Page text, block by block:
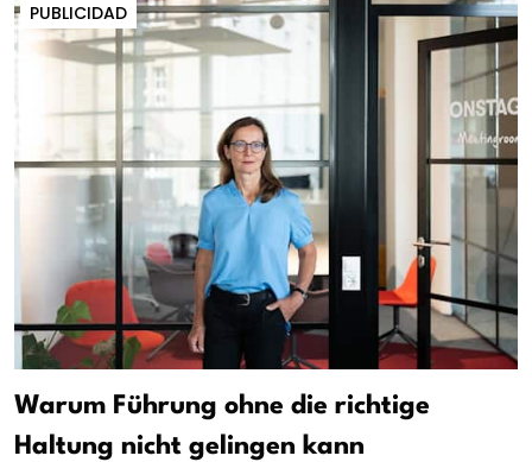
PUBLICIDAD
Warum Führung ohne die richtige
Haltung nicht gelingen kann